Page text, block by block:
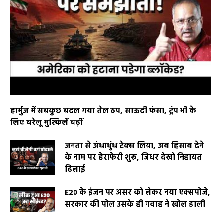
हार्मुज में सबकुछ बदल गया तेल ठप, साऊदी फंसा, ट्रंप भी के
लिए घरेलू मुश्किलें बढ़ीं
जनता से अंधाधुंध टेक्स लिया, अब हिसाब देने
के नाम पर हेराफेरी शुरू, जिधर देखो निहायत
ढिलाई
E20 के इंजन पर असर को लेकर नया एक्सपोजे,
सरकार की पोल उसके ही गवाह ने खोल डाली